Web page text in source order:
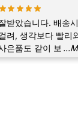
받았습니다. 배송
려, 생각보다 빨리
은품도 같이 보